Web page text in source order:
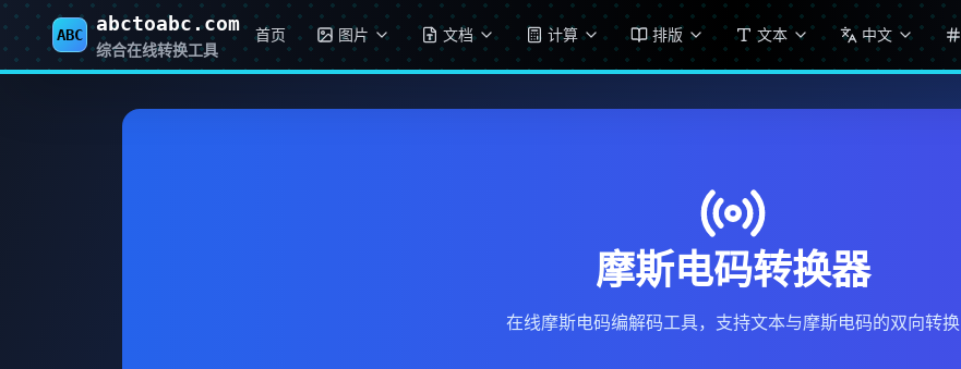
ABC abctoabc.com
综合在线转换工具
首页 图片 文档 计算 排版 文本 中文
摩斯电码转换器
在线摩斯电码编解码工具，支持文本与摩斯电码的双向转换